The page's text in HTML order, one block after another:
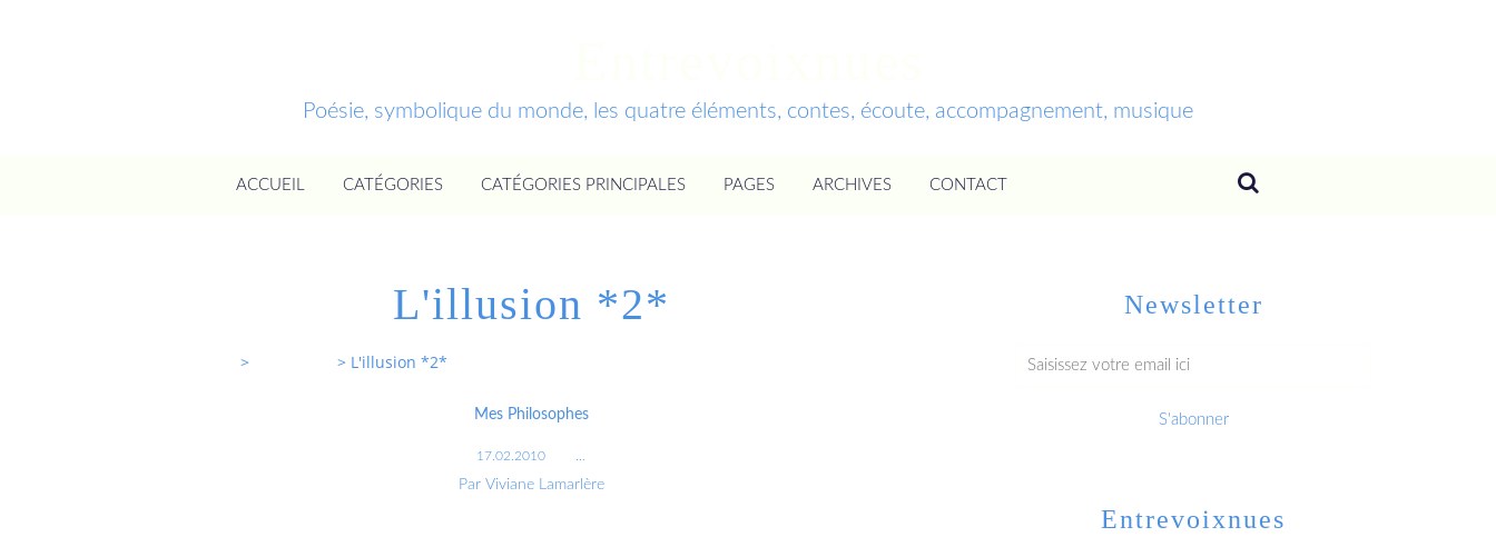
Poésie, symbolique du monde, les quatre éléments, contes, écoute, accompagnement, musique
ACCUEIL CATÉGORIES CATÉGORIES PRINCIPALES PAGES ARCHIVES CONTACT
L'illusion *2*
> > L'illusion *2*
Mes Philosophes
17.02.2010
Par Viviane Lamarlère
Newsletter
Entrevoixnues